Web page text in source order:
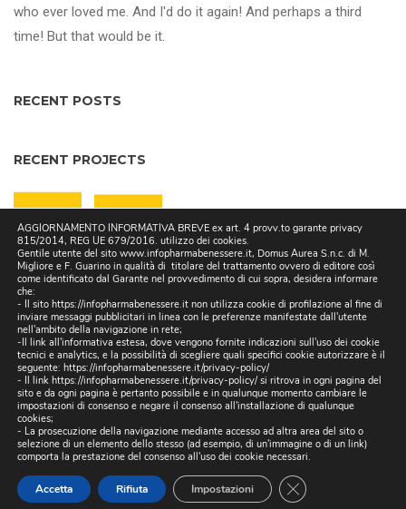
who ever loved me. And I'd do it again! And perhaps a third
time! But that would be it.
RECENT POSTS
RECENT PROJECTS
BLOG CATEGORIES
Nessuna categoria
2018 Domus Aurea S.n.c. di M. Migliore e F. Guarino | Sede Legale: Via
Madonelle n. 121, 80147 Napoli | P.IVA 07492280636 | pec:
AGGIORNAMENTO INFORMATIVA BREVE ex art. 4 provv.to garante privacy
815/2014, REG UE 679/2016. utilizzo dei cookies.
Gentile utente del sito www.infopharmabenessere.it, Domus Aurea S.n.c. di M.
Migliore e F. Guarino in qualità di titolare del trattamento ovvero di editore così
come identificato dal Garante nel provvedimento di cui sopra, desidera informare
che:
- Il sito https://infopharmabenessere.it non utilizza cookie di profilazione al fine di
inviare messaggi pubblicitari in linea con le preferenze manifestate dall'utente
nell'ambito della navigazione in rete;
-Il link all'informativa estesa, dove vengono fornite indicazioni sull'uso dei cookie
tecnici e analytics, e la possibilità di scegliere quali specifici cookie autorizzare è il
seguente: https://infopharmabenessere.it/privacy-policy/
- Il link https://infopharmabenessere.it/privacy-policy/ si ritrova in ogni pagina del
sito e da ogni pagina è pertanto possibile e in qualunque momento cambiare le
impostazioni di consenso e negare il consenso all'installazione di qualunque
cookies;
- La prosecuzione della navigazione mediante accesso ad altra area del sito o
selezione di un elemento dello stesso (ad esempio, di un'immagine o di un link)
comporta la prestazione del consenso all'uso dei cookie necessari.
Accetta Rifiuta Impostazioni Close GDPR